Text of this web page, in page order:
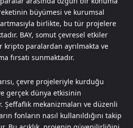
büyümesi ve kurumsal
birlikte, bu tür projelere
BAY, somut çevresel etkiler
kripto paralardan ayrılmakta ve
fırsatı sunmaktadır.
çevre projeleriyle kurduğu
gerçek dünya etkisinin
Şeffaflık mekanizmaları ve düzenli
fonların nasıl kullanıldığını takip